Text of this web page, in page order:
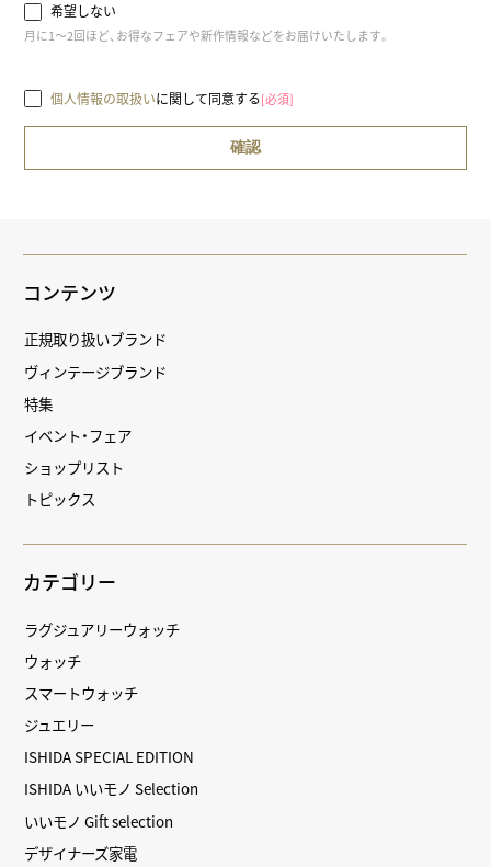
希望しない
月に1～2回ほど、お得なフェアや新作情報などをお届けいたします。
個人情報の取扱いに関して同意する[必須]
コンテンツ
正規取り扱いブランド
ヴィンテージブランド
特集
イベント・フェア
ショップリスト
トピックス
カテゴリー
ラグジュアリーウォッチ
ウォッチ
スマートウォッチ
ジュエリー
ISHIDA SPECIAL EDITION
ISHIDA いいモノ Selection
いいモノ Gift selection
デザイナーズ家電